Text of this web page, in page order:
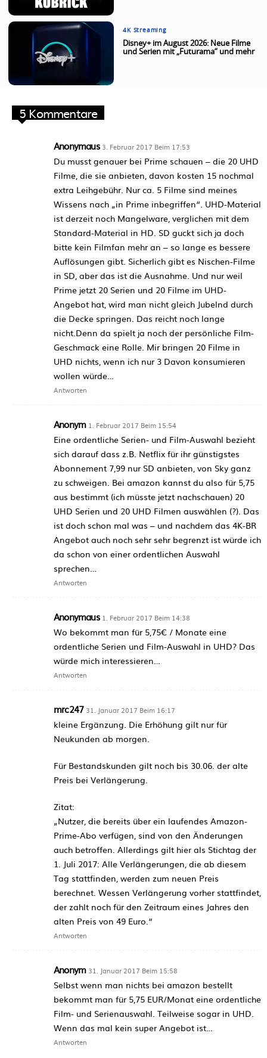
4K Streaming
Disney+ im August 2026: Neue Filme
und Serien mit „Futurama“ und mehr
5 Kommentare
Anonymaus 3. Februar 2017 Beim 17:53
Du musst genauer bei Prime schauen – die 20 UHD
Filme, die sie anbieten, davon kosten 15 nochmal
extra Leihgebühr. Nur ca. 5 Filme sind meines
Wissens nach „in Prime inbegriffen“. UHD-Material
ist derzeit noch Mangelware, verglichen mit dem
Standard-Material in HD. SD guckt sich ja doch
bitte kein Filmfan mehr an – so lange es bessere
Auflösungen gibt. Sicherlich gibt es Nischen-Filme
in SD, aber das ist die Ausnahme. Und nur weil
Prime jetzt 20 Serien und 20 Filme im UHD-
Angebot hat, wird man nicht gleich Jubelnd durch
die Decke springen. Das reicht noch lange
nicht.Denn da spielt ja noch der persönliche Film-
Geschmack eine Rolle. Mir bringen 20 Filme in
UHD nichts, wenn ich nur 3 Davon konsumieren
wollen würde…
Antworten
Anonym 1. Februar 2017 Beim 15:54
Eine ordentliche Serien- und Film-Auswahl bezieht
sich darauf dass z.B. Netflix für ihr günstigstes
Abonnement 7,99 nur SD anbieten, von Sky ganz
zu schweigen. Bei amazon kannst du also für 5,75
aus bestimmt (ich müsste jetzt nachschauen) 20
UHD Serien und 20 UHD Filmen auswählen (?). Das
ist doch schon mal was – und nachdem das 4K-BR
Angebot auch noch sehr sehr begrenzt ist würde ich
da schon von einer ordentlichen Auswahl
sprechen…
Antworten
Anonymaus 1. Februar 2017 Beim 14:38
Wo bekommt man für 5,75€ / Monate eine
ordentliche Serien und Film-Auswahl in UHD? Das
würde mich interessieren…
Antworten
mrc247 31. Januar 2017 Beim 16:17
kleine Ergänzung. Die Erhöhung gilt nur für
Neukunden ab morgen.
Für Bestandskunden gilt noch bis 30.06. der alte
Preis bei Verlängerung.
Zitat:
„Nutzer, die bereits über ein laufendes Amazon-
Prime-Abo verfügen, sind von den Änderungen
auch betroffen. Allerdings gilt hier als Stichtag der
1. Juli 2017: Alle Verlängerungen, die ab diesem
Tag stattfinden, werden zum neuen Preis
berechnet. Wessen Verlängerung vorher stattfindet,
der zahlt noch für den Zeitraum eines Jahres den
alten Preis von 49 Euro.“
Antworten
Anonym 31. Januar 2017 Beim 15:58
Selbst wenn man nichts bei amazon bestellt
bekommt man für 5,75 EUR/Monat eine ordentliche
Film- und Serienauswahl. Teilweise sogar in UHD.
Wenn das mal kein super Angebot ist…
Antworten